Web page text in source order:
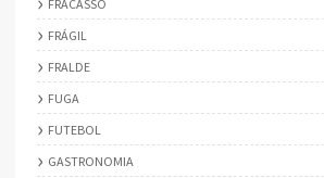
FRACASSO
FRÁGIL
FRALDE
FUGA
FUTEBOL
GASTRONOMIA